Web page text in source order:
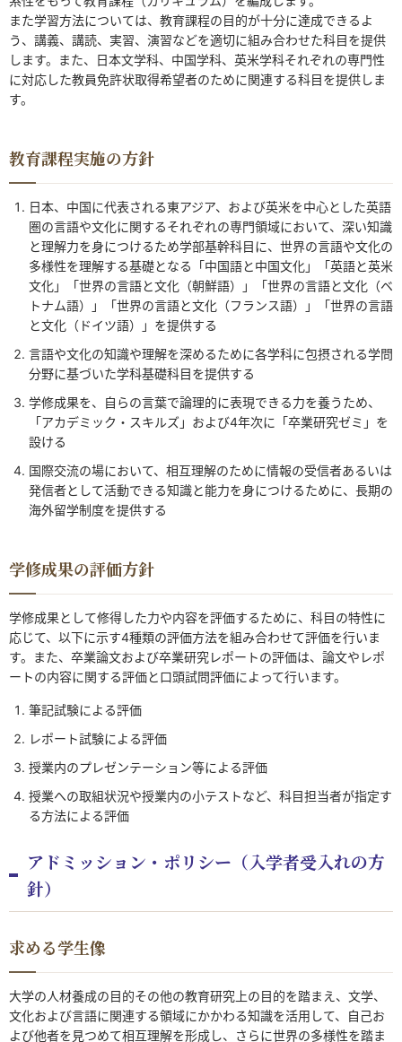
また学習方法については、教育課程の目的が十分に達成できるよ
う、講義、講読、実習、演習などを適切に組み合わせた科目を提供
します。また、日本文学科、中国学科、英米学科それぞれの専門性
に対応した教員免許状取得希望者のために関連する科目を提供しま
す。
教育課程実施の方針
日本、中国に代表される東アジア、および英米を中心とした英語
圏の言語や文化に関するそれぞれの専門領域において、深い知識
と理解力を身につけるため学部基幹科目に、世界の言語や文化の
多様性を理解する基礎となる「中国語と中国文化」「英語と英米
文化」「世界の言語と文化（朝鮮語）」「世界の言語と文化（ベ
トナム語）」「世界の言語と文化（フランス語）」「世界の言語
と文化（ドイツ語）」を提供する
言語や文化の知識や理解を深めるために各学科に包摂される学問
分野に基づいた学科基礎科目を提供する
学修成果を、自らの言葉で論理的に表現できる力を養うため、
「アカデミック・スキルズ」および4年次に「卒業研究ゼミ」を
設ける
国際交流の場において、相互理解のために情報の受信者あるいは
発信者として活動できる知識と能力を身につけるために、長期の
海外留学制度を提供する
学修成果の評価方針
学修成果として修得した力や内容を評価するために、科目の特性に
応じて、以下に示す4種類の評価方法を組み合わせて評価を行いま
す。また、卒業論文および卒業研究レポートの評価は、論文やレポ
ートの内容に関する評価と口頭試問評価によって行います。
筆記試験による評価
レポート試験による評価
授業内のプレゼンテーション等による評価
授業への取組状況や授業内の小テストなど、科目担当者が指定す
る方法による評価
アドミッション・ポリシー（入学者受入れの方
針）
求める学生像
大学の人材養成の目的その他の教育研究上の目的を踏まえ、文学、
文化および言語に関連する領域にかかわる知識を活用して、自己お
よび他者を見つめて相互理解を形成し、さらに世界の多様性を踏ま